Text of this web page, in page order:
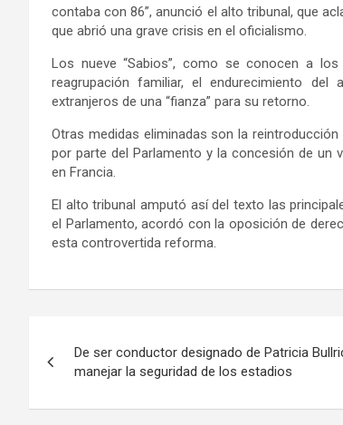
contaba con 86”, anunció el alto tribunal, que
que abrió una grave crisis en el oficialismo.
Los nueve “Sabios”, como se conocen a
reagrupación familiar, el endurecimiento
extranjeros de una “fianza” para su retorno.
Otras medidas eliminadas son la
por parte del Parlamento y la concesión de un
en Francia.
El alto tribunal amputó así del texto las
el Parlamento, acordó con la oposición de
esta controvertida reforma.
de
entradas
De ser conductor designado de Patricia
manejar la seguridad de los estadios